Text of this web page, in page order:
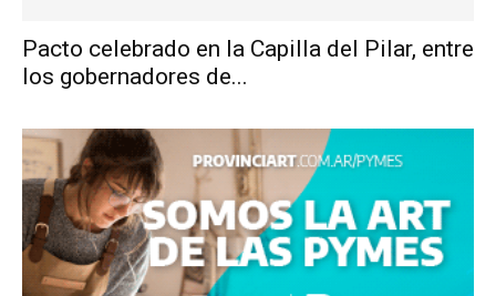
Pacto celebrado en la Capilla del Pilar, entre
los gobernadores de...